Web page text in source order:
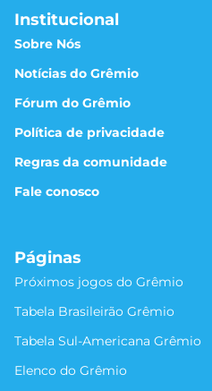
Institucional
Sobre Nós
Notícias do Grêmio
Fórum do Grêmio
Política de privacidade
Regras da comunidade
Fale conosco
Páginas
Próximos jogos do Grêmio
Tabela Brasileirão Grêmio
Tabela Sul-Americana Grêmio
Elenco do Grêmio